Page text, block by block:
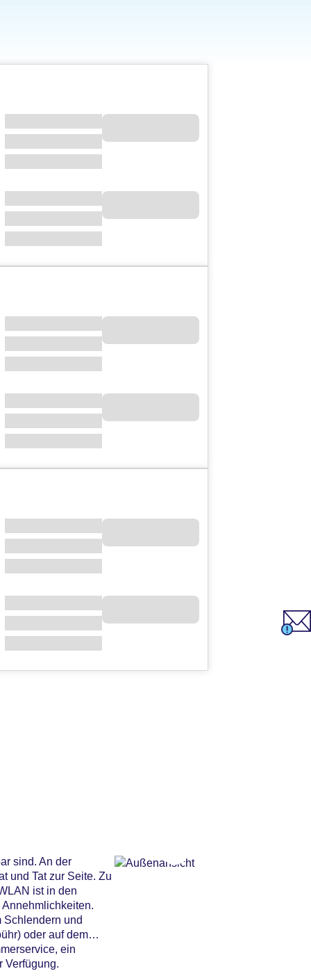
sind. An der
und Tat zur Seite. Zu
ist in den
Schlendern und
oder auf dem
ein
Verfügung.